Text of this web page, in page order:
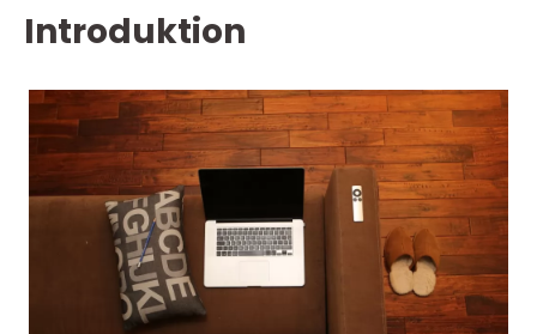
Introduktion